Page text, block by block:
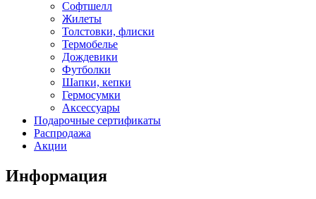
Софтшелл
Жилеты
Толстовки, флиски
Термобелье
Дождевики
Футболки
Шапки, кепки
Гермосумки
Аксессуары
Подарочные сертификаты
Распродажа
Акции
Информация